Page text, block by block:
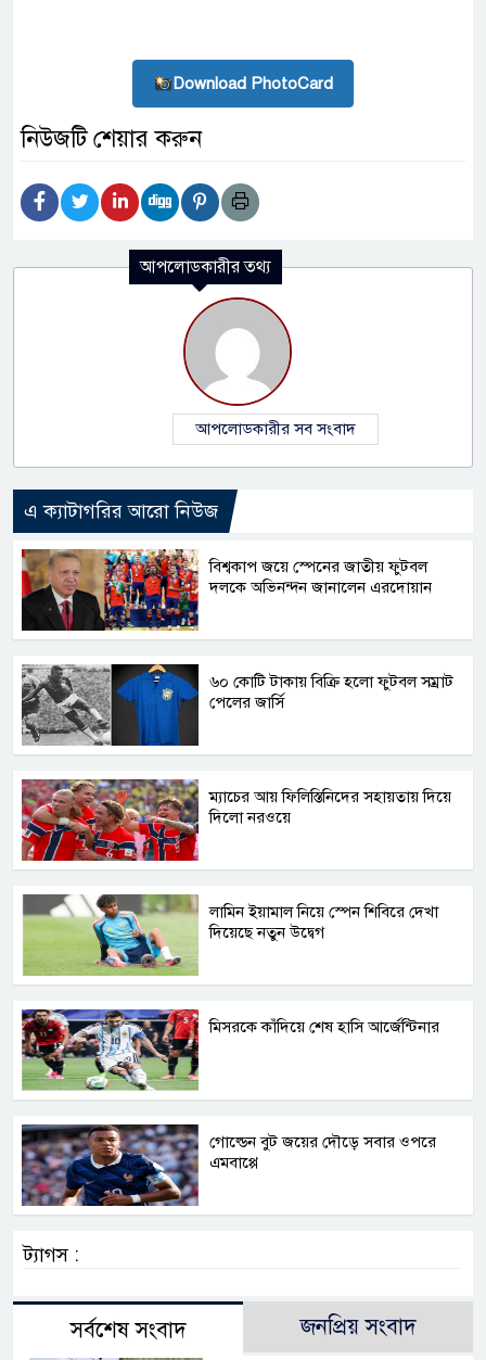
Download PhotoCard
নিউজটি শেয়ার করুন
আপলোডকারীর তথ্য
আপলোডকারীর সব সংবাদ
এ ক্যাটাগরির আরো নিউজ
বিশ্বকাপ জয়ে স্পেনের জাতীয় ফুটবল
দলকে অভিনন্দন জানালেন এরদোয়ান
৬০ কোটি টাকায় বিক্রি হলো ফুটবল সম্রাট
পেলের জার্সি
ম্যাচের আয় ফিলিস্তিনিদের সহায়তায় দিয়ে
দিলো নরওয়ে
লামিন ইয়ামাল নিয়ে স্পেন শিবিরে দেখা
দিয়েছে নতুন উদ্বেগ
মিসরকে কাঁদিয়ে শেষ হাসি আর্জেন্টিনার
গোল্ডেন বুট জয়ের দৌড়ে সবার ওপরে
এমবাপ্পে
ট্যাগস :
সর্বশেষ সংবাদ জনপ্রিয় সংবাদ